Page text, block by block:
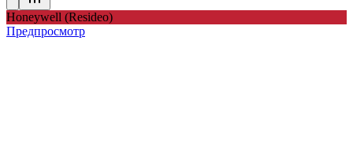
Honeywell (Resideo)
Предпросмотр